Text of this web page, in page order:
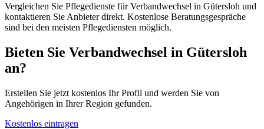
Vergleichen Sie Pflegedienste für Verbandwechsel in Gütersloh und
kontaktieren Sie Anbieter direkt. Kostenlose Beratungsgespräche
sind bei den meisten Pflegediensten möglich.
Bieten Sie Verbandwechsel in Gütersloh
an?
Erstellen Sie jetzt kostenlos Ihr Profil und werden Sie von
Angehörigen in Ihrer Region gefunden.
Kostenlos eintragen